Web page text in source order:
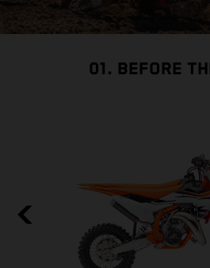
01. BEFORE